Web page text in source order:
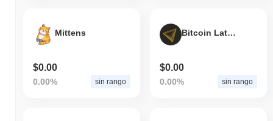
Mittens
$0.00
0.00% sin rango
Bitcoin Latinum
$0.00
0.00% sin rango